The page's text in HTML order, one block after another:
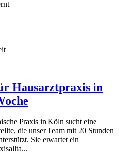
Hausarztpraxis in
Praxis in Köln sucht eine
die unser Team mit 20 Stunden
Sie erwartet ein